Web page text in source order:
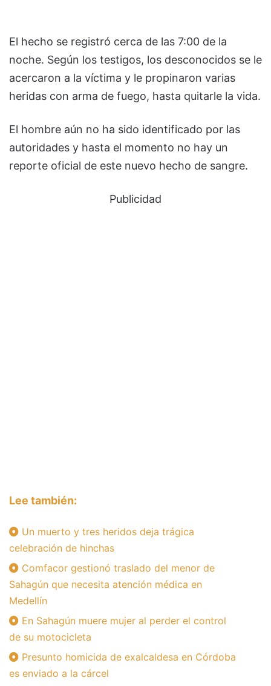
El hecho se registró cerca de las 7:00 de la
noche. Según los testigos, los desconocidos se le
acercaron a la víctima y le propinaron varias
heridas con arma de fuego, hasta quitarle la vida.
El hombre aún no ha sido identificado por las
autoridades y hasta el momento no hay un
reporte oficial de este nuevo hecho de sangre.
Publicidad
Lee también:
Un muerto y tres heridos deja trágica
celebración de hinchas
Comfacor gestionó traslado del menor de
Sahagún que necesita atención médica en
Medellín
En Sahagún muere mujer al perder el control
de su motocicleta
Presunto homicida de exalcaldesa en Córdoba
es enviado a la cárcel